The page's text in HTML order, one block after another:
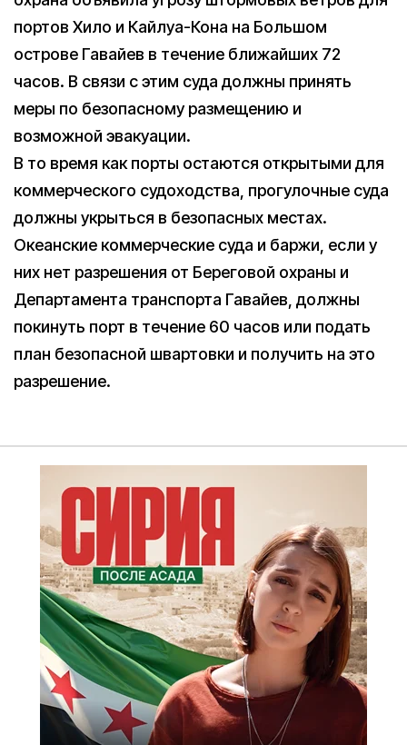
портов Хило и Кайлуа-Кона на Большом
острове Гавайев в течение ближайших 72
часов. В связи с этим суда должны принять
меры по безопасному размещению и
возможной эвакуации.
В то время как порты остаются открытыми для
коммерческого судоходства, прогулочные суда
должны укрыться в безопасных местах.
Океанские коммерческие суда и баржи, если у
них нет разрешения от Береговой охраны и
Департамента транспорта Гавайев, должны
покинуть порт в течение 60 часов или подать
план безопасной швартовки и получить на это
разрешение.